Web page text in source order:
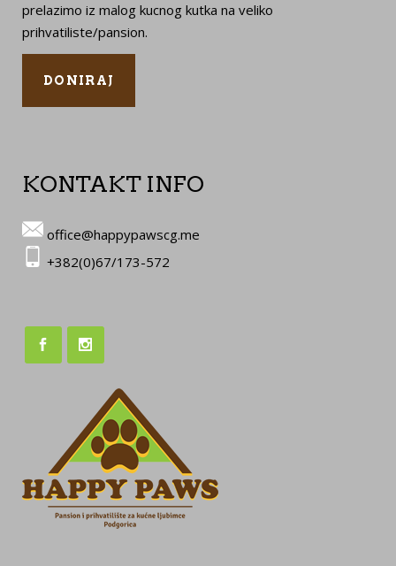
prelazimo iz malog kucnog kutka na veliko
prihvatiliste/pansion.
DONIRAJ
KONTAKT INFO
office@happypawscg.me
+382(0)67/173-572